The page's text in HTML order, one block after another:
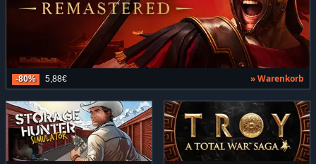
-80% 5,88€ » Warenkorb